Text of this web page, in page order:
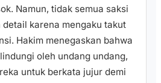
Namun, tidak semua saksi
karena mengaku takut
Hakim menegaskan bahwa
oleh undang undang,
untuk berkata jujur demi